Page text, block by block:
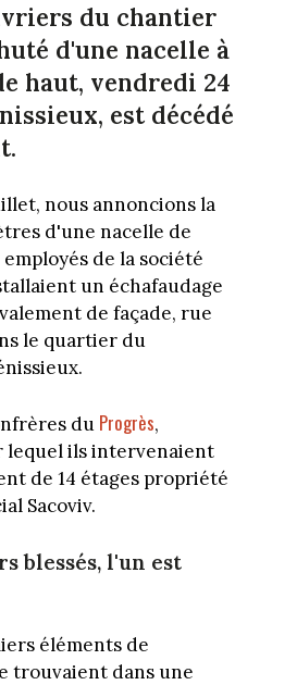
du chantier
d'une nacelle à
haut, vendredi 24
est décédé
nous annoncions la
d'une nacelle de
de la société
un échafaudage
de façade, rue
le quartier du
du Progrès,
lequel ils intervenaient
de 14 étages propriété
Sacoviv.
blessés, l'un est
éléments de
trouvaient dans une